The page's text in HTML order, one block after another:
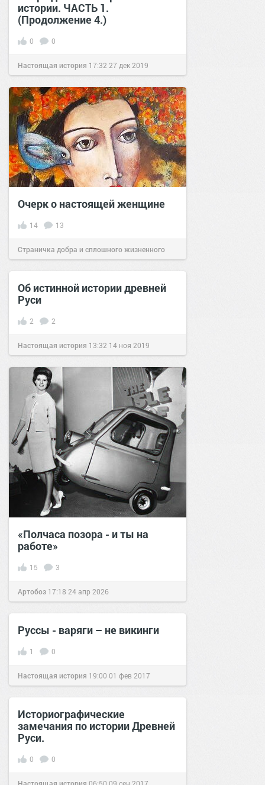
истории. ЧАСТЬ 1.
(Продолжение 4.)
0 0
Настоящая история 17:32 27 дек 2019
Очерк о настоящей женщине
14 13
Страничка добра и сплошного жизненного
позитива! 15:14 18 ноя 2023
Об истинной истории древней
Руси
2 2
Настоящая история 13:32 14 ноя 2019
«Полчаса позора - и ты на
работе»
15 3
Артобоз 17:18 24 апр 2026
Руссы - варяги – не викинги
1 0
Настоящая история 19:00 01 фев 2017
Историографические
замечания по истории Древней
Руси.
0 0